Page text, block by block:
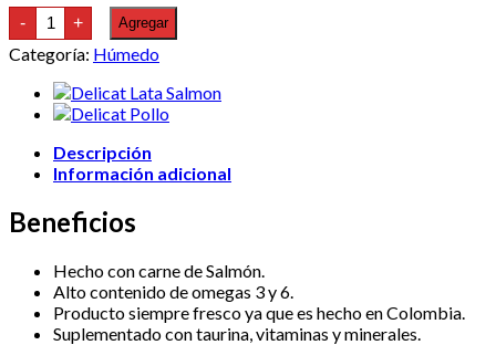
- Chunky
Delicat
Pouch
Trozos
de
Salmón
80
cantidad
+ Agregar
Categoría: Húmedo
Descripción
Información adicional
Beneficios
Hecho con carne de Salmón.
Alto contenido de omegas 3 y 6.
Producto siempre fresco ya que es hecho en Colombia.
Suplementado con taurina, vitaminas y minerales.